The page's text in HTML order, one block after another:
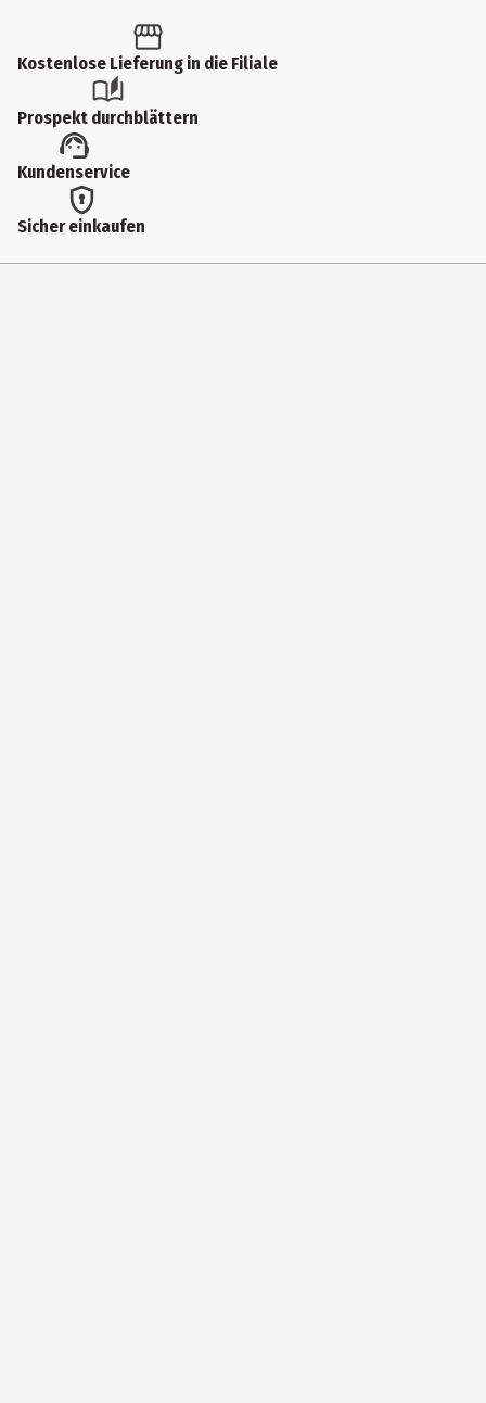
Kostenlose Lieferung in die Filiale
Prospekt durchblättern
Kundenservice
Sicher einkaufen